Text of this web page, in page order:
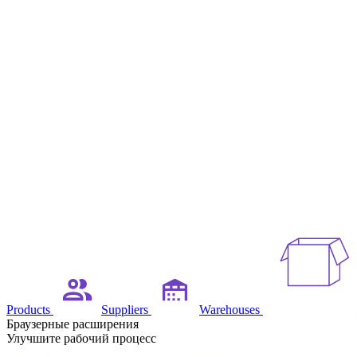
Products Suppliers Warehouses
Браузерные расширения
Улучшите рабочий процесс